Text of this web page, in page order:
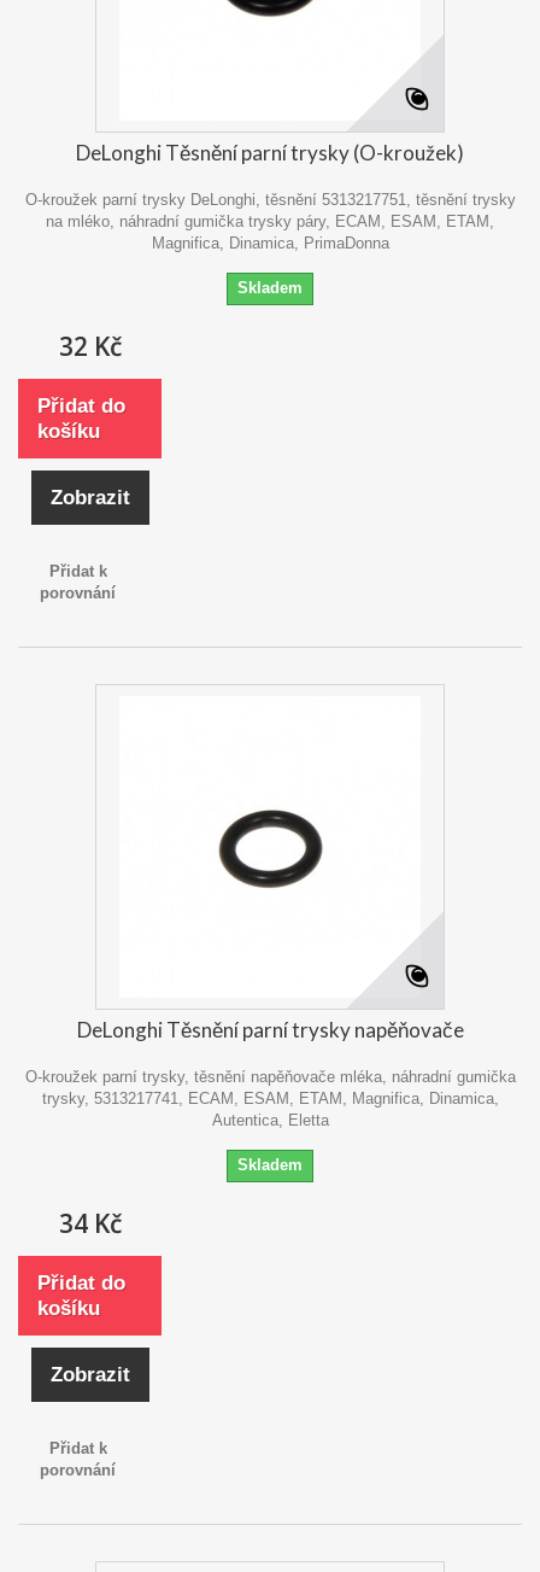
DeLonghi Těsnění parní trysky (O-kroužek)
O-kroužek parní trysky DeLonghi, těsnění 5313217751, těsnění trysky
na mléko, náhradní gumička trysky páry, ECAM, ESAM, ETAM,
Magnifica, Dinamica, PrimaDonna
Skladem
32 Kč
Přidat do
košíku
Zobrazit
Přidat k
porovnání
DeLonghi Těsnění parní trysky napěňovače
O-kroužek parní trysky, těsnění napěňovače mléka, náhradní gumička
trysky, 5313217741, ECAM, ESAM, ETAM, Magnifica, Dinamica,
Autentica, Eletta
Skladem
34 Kč
Přidat do
košíku
Zobrazit
Přidat k
porovnání